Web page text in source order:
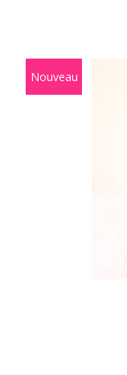
Nouveau